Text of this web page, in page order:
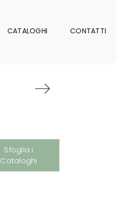
CATALOGHI CONTATTI
Sfoglia i
Cataloghi